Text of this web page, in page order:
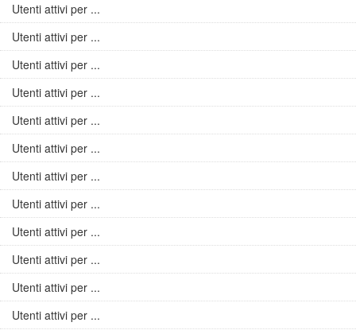
Utenti attivi per ...
Utenti attivi per ...
Utenti attivi per ...
Utenti attivi per ...
Utenti attivi per ...
Utenti attivi per ...
Utenti attivi per ...
Utenti attivi per ...
Utenti attivi per ...
Utenti attivi per ...
Utenti attivi per ...
Utenti attivi per ...